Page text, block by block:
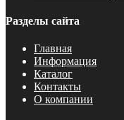
Разделы сайта
Главная
Информация
Каталог
Контакты
О компании